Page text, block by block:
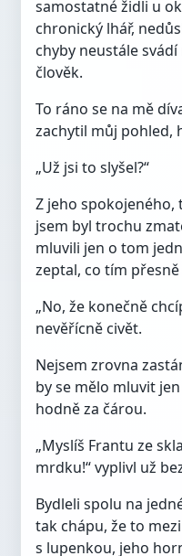
samostatné židli u
chronický lhář,
chyby neustále
člověk.
To ráno se na mě
zachytil můj pohled,
„Už jsi to slyšel?“
Z jeho spokojeného,
jsem byl trochu
mluvili jen o tom
zeptal, co tím přesně
„No, že konečně
nevěřícně civět.
Nejsem zrovna
by se mělo mluvit
hodně za čárou.
„Myslíš Frantu ze
mrdku!“ vyplivl už
Bydleli spolu na
tak chápu, že to
s lupenkou, jeho